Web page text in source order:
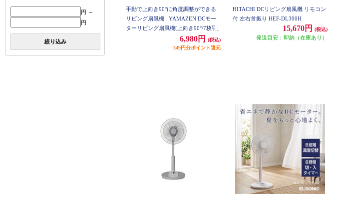
円 ～
円
絞り込み
手動で上向き90°に角度調整ができる
リビング扇風機
YAMAZEN DCモー
ターリビング扇風機[上向き90°/7枚羽
根/左右自動首振り/風量8段階/入切Wタ
イマー/減光機能/チャイルドロック/リ
6,980円
(税込)
349円分ポイント還元
HITACHI DCリビング扇風機 リモコン
付 左右首振り HEF-DL300H
15,670円 (税込)
発送目安：即納（在庫あり）